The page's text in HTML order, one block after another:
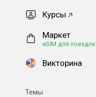
Курсы
Маркет
eSIM для поездок
Викторина
Темы